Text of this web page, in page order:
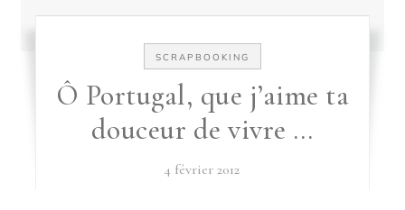
SCRAPBOOKING
Ô Portugal, que j’aime ta
douceur de vivre …
4 février 2012